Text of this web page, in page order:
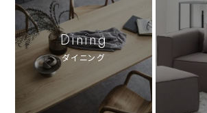
Dining
ダイニング